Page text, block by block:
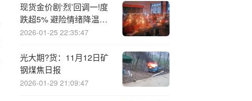
现货金价剧‘烈’回调一!度
跌超5% 避险情绪降温投
机多头遭反噬
2026-01-25 22:35:47
光大期?货：11月12日矿
钢煤焦日报
2026-01-29 21:09:47